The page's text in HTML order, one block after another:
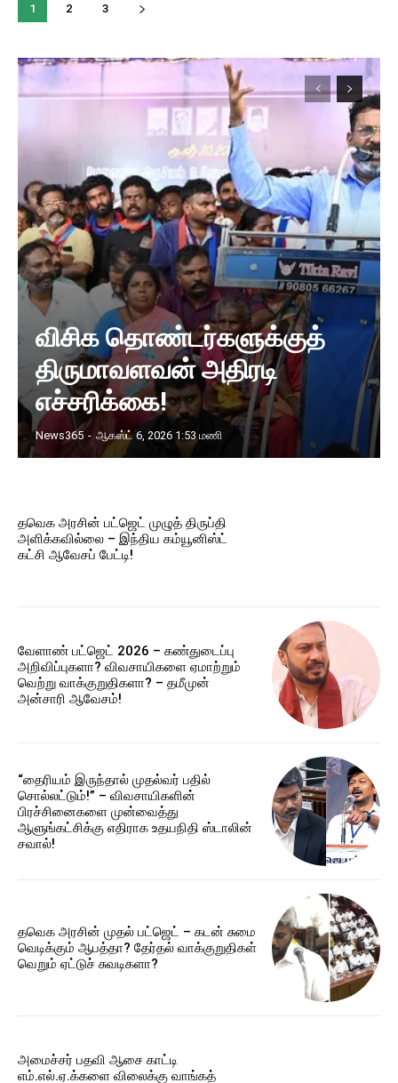
1 2 3
விசிக தொண்டர்களுக்குத்
திருமாவளவன் அதிரடி
எச்சரிக்கை!
News365 - ஆகஸ்ட் 6, 2026 1:53 மணி
தவெக அரசின் பட்ஜெட் முழுத் திருப்தி
அளிக்கவில்லை – இந்திய கம்யூனிஸ்ட்
கட்சி ஆவேசப் பேட்டி!
வேளாண் பட்ஜெட் 2026 – கண்துடைப்பு
அறிவிப்புகளா? விவசாயிகளை ஏமாற்றும்
வெற்று வாக்குறுதிகளா? – தமீமுன்
அன்சாரி ஆவேசம்!
“தைரியம் இருந்தால் முதல்வர் பதில்
சொல்லட்டும்!” – விவசாயிகளின்
பிரச்சினைகளை முன்வைத்து
ஆளுங்கட்சிக்கு எதிராக உதயநிதி ஸ்டாலின்
சவால்!
தவெக அரசின் முதல் பட்ஜெட் – கடன் சுமை
வெடிக்கும் ஆபத்தா? தேர்தல் வாக்குறுதிகள்
வெறும் ஏட்டுச் சுவடிகளா?
அமைச்சர் பதவி ஆசை காட்டி
எம்.எல்.ஏ.க்களை விலைக்கு வாங்கத்